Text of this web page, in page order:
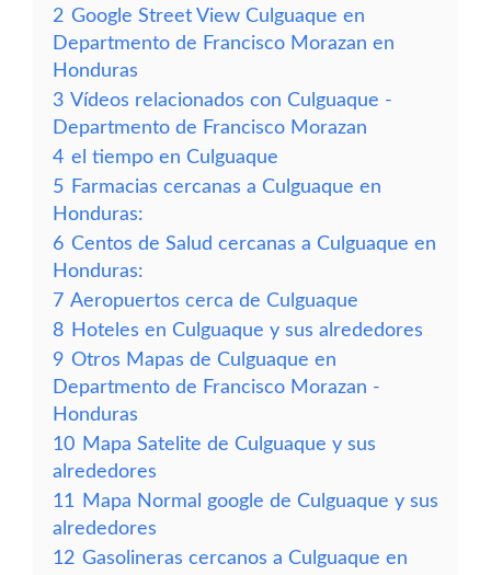
2 Google Street View Culguaque en
Departmento de Francisco Morazan en
Honduras
3 Vídeos relacionados con Culguaque -
Departmento de Francisco Morazan
4 el tiempo en Culguaque
5 Farmacias cercanas a Culguaque en
Honduras:
6 Centos de Salud cercanas a Culguaque en
Honduras:
7 Aeropuertos cerca de Culguaque
8 Hoteles en Culguaque y sus alrededores
9 Otros Mapas de Culguaque en
Departmento de Francisco Morazan -
Honduras
10 Mapa Satelite de Culguaque y sus
alrededores
11
Mapa Normal google de Culguaque y sus
alrededores
12 Gasolineras cercanos a Culguaque en